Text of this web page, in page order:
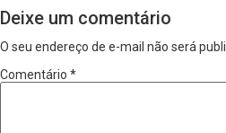
Deixe um comentário
O seu endereço de e-mail não será
Comentário *